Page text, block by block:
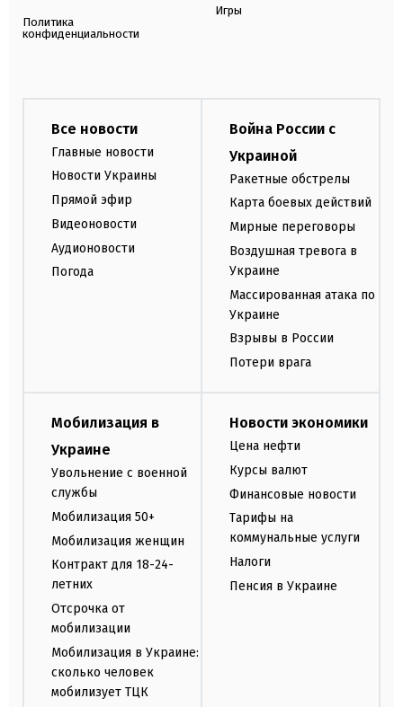
Политика
конфиденциальности
Игры
Все новости
Главные новости
Новости Украины
Прямой эфир
Видеоновости
Аудионовости
Погода
Война России с
Украиной
Ракетные обстрелы
Карта боевых действий
Мирные переговоры
Воздушная тревога в
Украине
Массированная атака по
Украине
Взрывы в России
Потери врага
Мобилизация в
Украине
Увольнение с военной
службы
Мобилизация 50+
Мобилизация женщин
Контракт для 18-24-
летних
Отсрочка от
мобилизации
Мобилизация в Украине:
сколько человек
мобилизует ТЦК
Новости экономики
Цена нефти
Курсы валют
Финансовые новости
Тарифы на
коммунальные услуги
Налоги
Пенсия в Украине